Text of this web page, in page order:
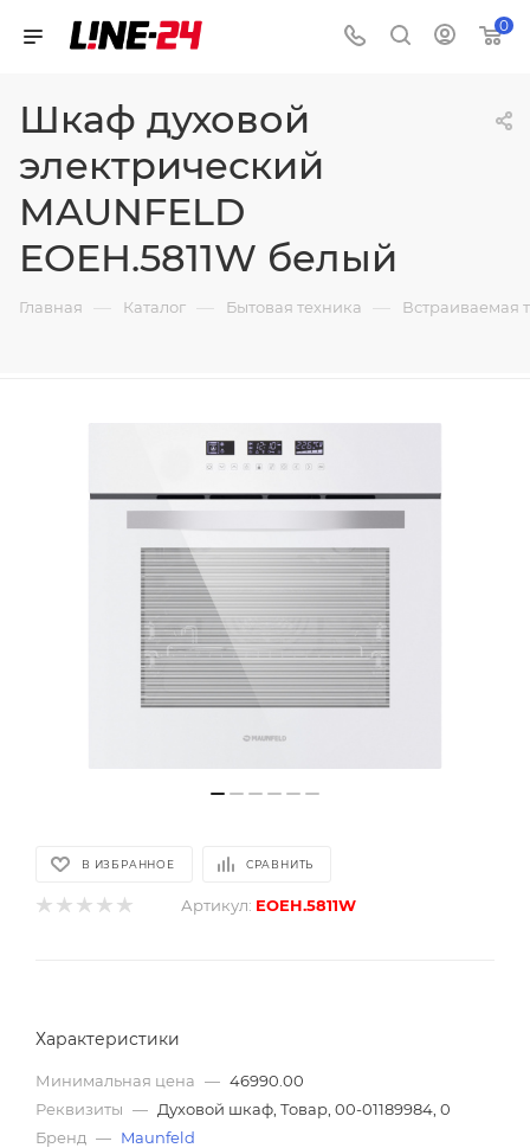
0
Шкаф духовой
электрический
MAUNFELD
EOEH.5811W белый
Главная — Каталог — Бытовая техника — Встраиваемая
В ИЗБРАННОЕ СРАВНИТЬ
Артикул: EOEH.5811W
Характеристики
Минимальная цена — 46990.00
Реквизиты — Духовой шкаф, Товар, 00-01189984, 0
Бренд — Maunfeld